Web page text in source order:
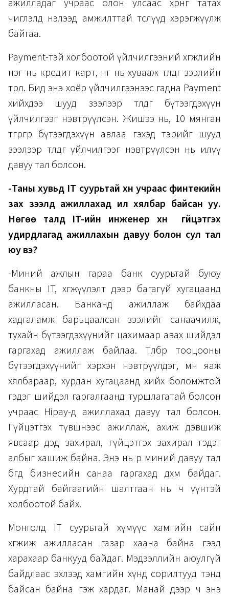
ажилладаг учраас олон улсаас хөрөнгө татах
чиглэлд нэлээд амжилттай төслүүд хэрэгжүүлж
байгаа.
Payment-тэй холбоотой үйлчилгээний хөгжлийн
нэг нь кредит карт, нөгөө нь хувааж төлдөг зээлийн
төрөл. Бид энэ хоёр үйлчилгээнээс гадна Payment
хийхдээ шууд зээлээр төлдөг бүтээгдэхүүн
үйлчилгээг нэвтрүүлсэн. Жишээ нь, 10 мянган
төгрөгөөр бүтээгдэхүүн авлаа гэхэд тэрийг шууд
зээлээр төлдөг үйлчилгээг нэвтрүүлсэн нь илүү
давуу тал болсон.
-Таны хувьд IT суурьтай хүн учраас финтекийн
зах зээлд ажиллахад илүү хялбар байсан уу.
Нөгөө талд IT-ийн инженер хүн гүйцэтгэх
удирдлагад ажиллахын давуу болон сул тал
юу вэ?
-Миний ажлын гараа банк суурьтай буюу
банкны IT, хөгжүүлэлт дээр багагүй хугацаанд
ажилласан. Банканд ажиллаж байхдаа
хадгаламж барьцаалсан зээлийг санаачилж,
тухайн бүтээгдэхүүнийг цахимаар авах шийдэл
гаргахад ажиллаж байлаа. Төлбөр тооцооны
бүтээгдэхүүнийг хэрхэн нэвтрүүлдэг, мөн яаж
хялбараар, хурдан хугацаанд хийх боломжтой
гэдэг шийдэл гаргалгаанд туршлагатай болсон
учраас Hipay-д ажиллахад давуу тал болсон.
Гүйцэтгэх түвшнээс ажиллаж, ахиж дэвшиж
явсаар дэд захирал, гүйцэтгэх захирал гэдэг
албыг хашиж байна. Энэ нь өөрөө миний давуу тал
бөгөөд бизнесийн санаа гаргахад дөхөм байдаг.
Хурдтай байгаагийн шалтгаан нь ч үүнтэй
холбоотой байх.
Монголд IT суурьтай хүмүүс хамгийн сайн
хөгжиж ажилласан газар хаана байна гээд
харахаар банкууд байдаг. Мэдээллийн аюулгүй
байдлаас эхлээд хамгийн хүнд сорилтууд тэнд
байсан байна гэж хардаг. Манай дээр ч энэ